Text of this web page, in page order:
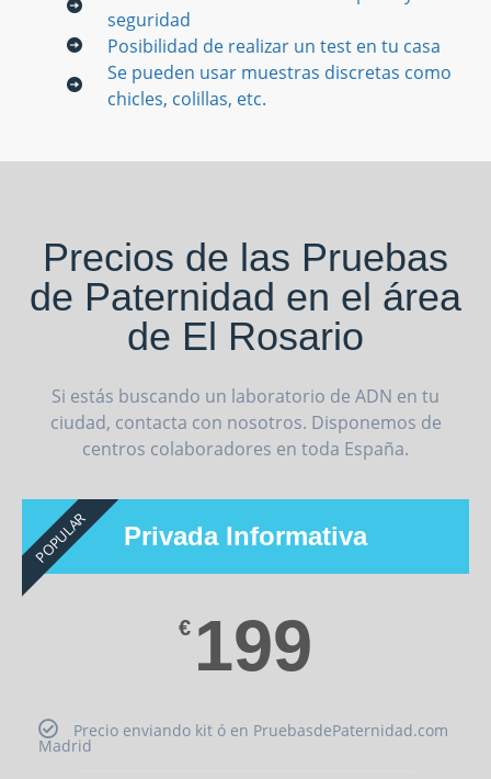
seguridad
Posibilidad de realizar un test en tu casa
Se pueden usar muestras discretas como
chicles, colillas, etc.
Precios de las Pruebas
de Paternidad en el área
de El Rosario
Si estás buscando un laboratorio de ADN en tu
ciudad, contacta con nosotros. Disponemos de
centros colaboradores en toda España.
Privada Informativa
€ 199
Precio enviando kit ó en PruebasdePaternidad.com
Madrid
POPULAR